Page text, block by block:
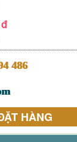
486
HÀNG